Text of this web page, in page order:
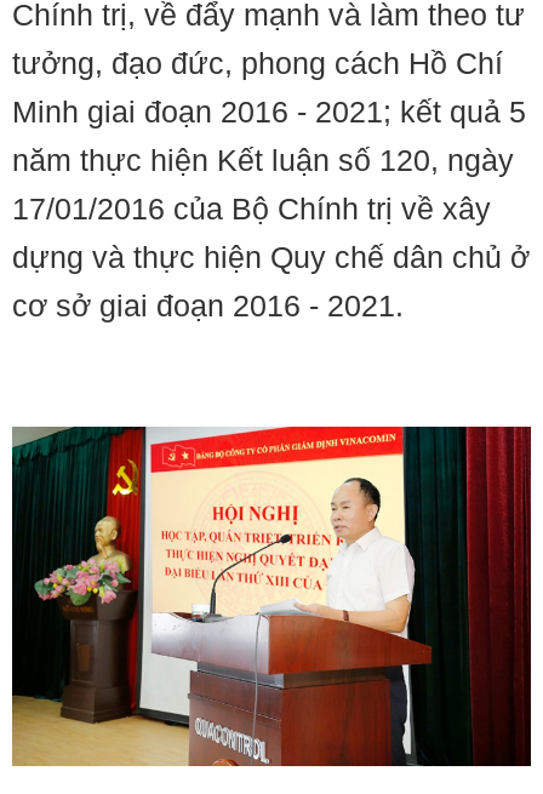
Chính trị, về đẩy mạnh và làm theo tư
tưởng, đạo đức, phong cách Hồ Chí
Minh giai đoạn 2016 - 2021; kết quả 5
năm thực hiện Kết luận số 120, ngày
17/01/2016 của Bộ Chính trị về xây
dựng và thực hiện Quy chế dân chủ ở
cơ sở giai đoạn 2016 - 2021.